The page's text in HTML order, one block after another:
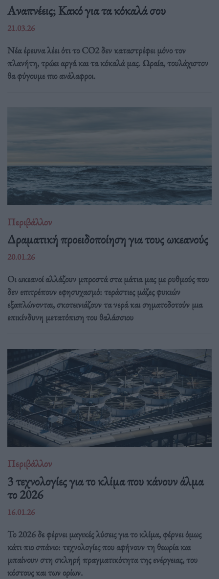
Αναπνέεις; Κακό για τα κόκαλά σου
21.03.26
Νέα έρευνα λέει ότι το CO2 δεν καταστρέφει μόνο τον
πλανήτη, τρώει αργά και τα κόκαλά μας. Ωραία, τουλάχιστον
θα φύγουμε πιο ανάλαφροι.
Περιβάλλον
Δραματική προειδοποίηση για τους ωκεανούς
20.01.26
Οι ωκεανοί αλλάζουν μπροστά στα μάτια μας με ρυθμούς που
δεν επιτρέπουν εφησυχασμό: τεράστιες μάζες φυκιών
εξαπλώνονται, σκοτεινιάζουν τα νερά και σηματοδοτούν μια
επικίνδυνη μετατόπιση του θαλάσσιου
Περιβάλλον
3 τεχνολογίες για το κλίμα που κάνουν άλμα
το 2026
16.01.26
Το 2026 δε φέρνει μαγικές λύσεις για το κλίμα, φέρνει όμως
κάτι πιο σπάνιο: τεχνολογίες που αφήνουν τη θεωρία και
μπαίνουν στη σκληρή πραγματικότητα της ενέργειας, του
κόστους και των ορίων.